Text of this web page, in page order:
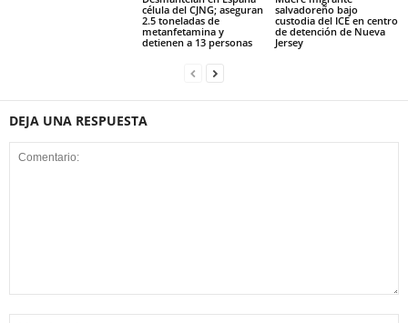
célula del CJNG; aseguran
2.5 toneladas de
metanfetamina y
detienen a 13 personas
salvadoreño bajo
custodia del ICE en centro
de detención de Nueva
Jersey
DEJA UNA RESPUESTA